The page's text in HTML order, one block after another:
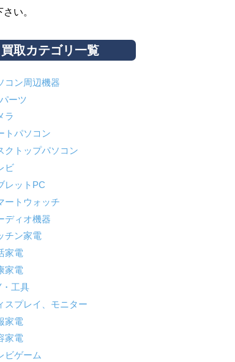
い。
買取カテゴリ一覧
コン周辺機器
ーツ
ラ
トパソコン
クトップパソコン
ビ
レットPC
ートウォッチ
ディオ機器
チン家電
家電
家電
・工具
スプレイ、モニター
家電
家電
ビゲーム